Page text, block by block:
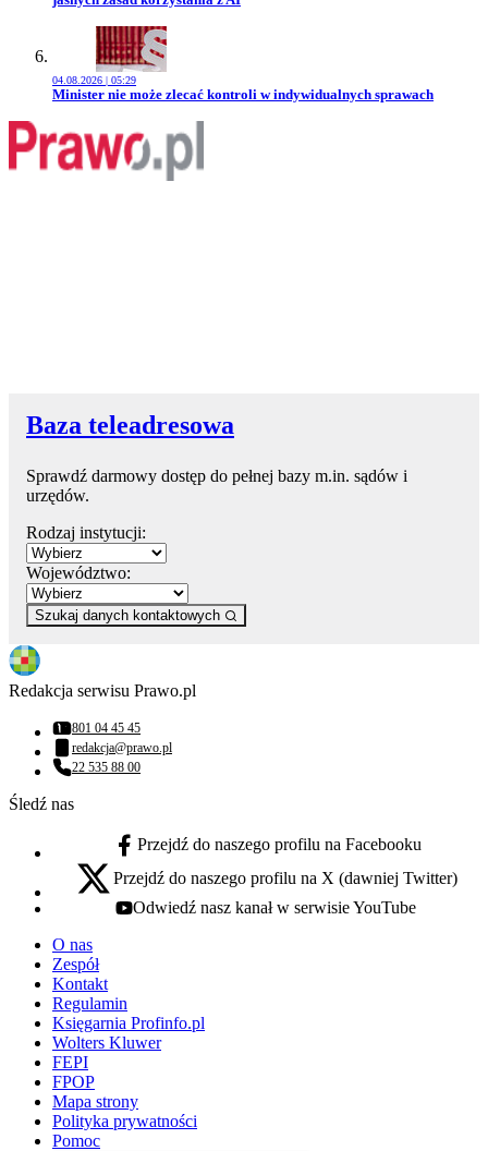
04.08.2026 | 05:29
Przejdź do artykułu:
Minister nie może zlecać kontroli w indywidualnych sprawach
Baza teleadresowa
Sprawdź darmowy dostęp do pełnej bazy m.in. sądów i
urzędów.
Rodzaj instytucji:
Województwo:
Szukaj danych kontaktowych
Redakcja serwisu Prawo.pl
Numer telefonu:
801 04 45 45
Adres email:
redakcja@prawo.pl
Numer telefonu:
22 535 88 00
Śledź nas
facebook - otwiera się w nowej karcie
Przejdź do naszego profilu na Facebooku
x - otwiera się w nowej karcie
Przejdź do naszego profilu na X (dawniej Twitter)
youtube - otwiera się w nowej karcie
Odwiedź nasz kanał w serwisie YouTube
O nas
Zespół
Kontakt
Regulamin
Księgarnia Profinfo.pl
Wolters Kluwer
FEPI
FPOP
Mapa strony
Polityka prywatności
Pomoc